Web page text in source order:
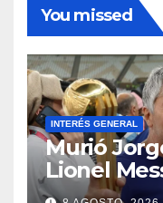
You missed
INTERÉS GENERAL
Murió
Lionel